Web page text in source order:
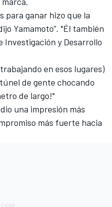
para ganar hizo que la
Yamamoto”. "Él también
y Desarrollo
en esos lugares)
de gente chocando
de largo!"
una impresión más
más fuerte hacia